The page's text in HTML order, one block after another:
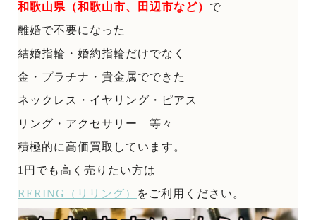
和歌山県（和歌山市、田辺市など） で
離婚で不要になった
結婚指輪・婚約指輪だけでなく
金・プラチナ・貴金属でできた
ネックレス・イヤリング・ピアス
リング・アクセサリー 等々
積極的に高価買取しています。
1円でも高く売りたい方は
RERING（リリング）
をご利用ください。